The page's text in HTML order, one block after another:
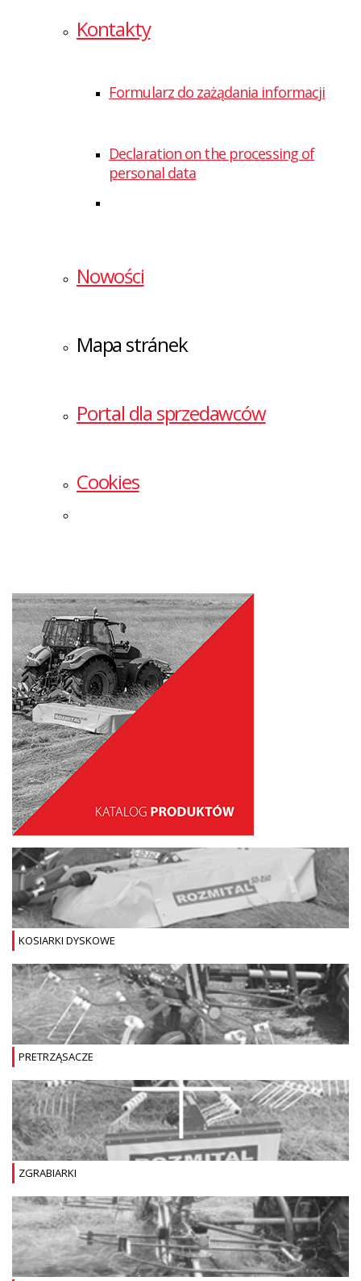
Kontakty
Formularz do zażądania informacji
Declaration on the processing of
personal data
Nowości
Mapa stránek
Portal dla sprzedawców
Cookies
KOSIARKI DYSKOWE
PRETRZĄSACZE
ZGRABIARKI